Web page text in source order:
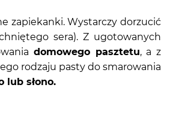
zapiekanki. Wystarczy dorzucić
sera). Z ugotowanych
domowego pasztetu, a z
rodzaju pasty do smarowania
lub słono.